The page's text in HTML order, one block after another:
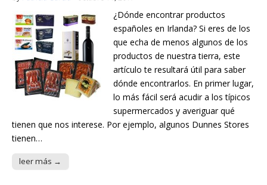
¿Dónde encontrar productos
españoles en Irlanda? Si eres de los
que echa de menos algunos de los
productos de nuestra tierra, este
artículo te resultará útil para saber
dónde encontrarlos. En primer lugar,
lo más fácil será acudir a los típicos
supermercados y averiguar qué
tienen que nos interese. Por ejemplo, algunos Dunnes Stores
tienen…
leer más →